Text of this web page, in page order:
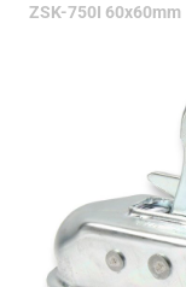
ZSK-750I 60x60mm